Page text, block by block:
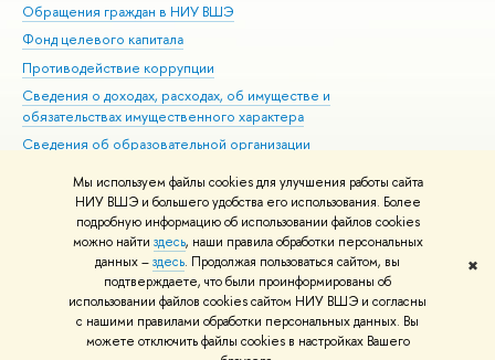
Мы используем файлы cookies для улучшения работы сайта
НИУ ВШЭ и большего удобства его использования. Более
подробную информацию об использовании файлов cookies
можно найти здесь, наши правила обработки персональных
данных –здесь. Продолжая пользоваться сайтом, вы
подтверждаете, что были проинформированы об
использовании файлов cookies сайтом НИУ ВШЭ и согласны
с нашими правилами обработки персональных данных. Вы
можете отключить файлы cookies в настройках Вашего
✖
Обращения граждан в НИУ ВШЭ
Фонд целевого капитала
Противодействие коррупции
Сведения о доходах, расходах, об имуществе и
обязательствах имущественного характера
Сведения об образовательной организации
Людям с ограниченными возможностями здоровья
Единая платежная страница
Работа в Вышке
© НИУ ВШЭ 1993–2026 Адреса и контакты Условия использования
материалов Политика конфиденциальности Карта сайта
Шрифты HSE Sans и HSE Slab разработаны вШколе дизайна НИУ ВШЭ